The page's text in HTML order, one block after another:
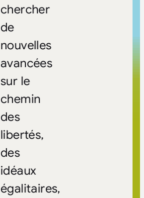
chercher
de
nouvelles
avancées
sur le
chemin
des
libertés,
des
idéaux
égalitaires,